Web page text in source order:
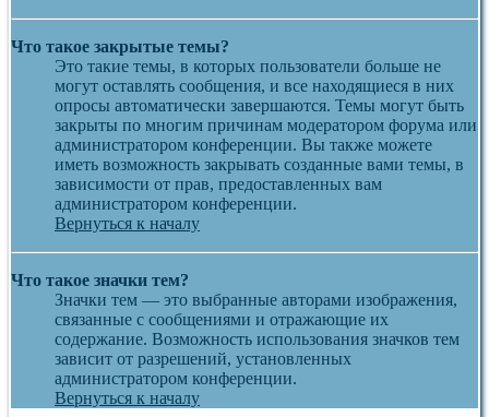
Что такое закрытые темы?
Это такие темы, в которых пользователи больше не
могут оставлять сообщения, и все находящиеся в них
опросы автоматически завершаются. Темы могут быть
закрыты по многим причинам модератором форума или
администратором конференции. Вы также можете
иметь возможность закрывать созданные вами темы, в
зависимости от прав, предоставленных вам
администратором конференции.
Вернуться к началу
Что такое значки тем?
Значки тем — это выбранные авторами изображения,
связанные с сообщениями и отражающие их
содержание. Возможность использования значков тем
зависит от разрешений, установленных
администратором конференции.
Вернуться к началу